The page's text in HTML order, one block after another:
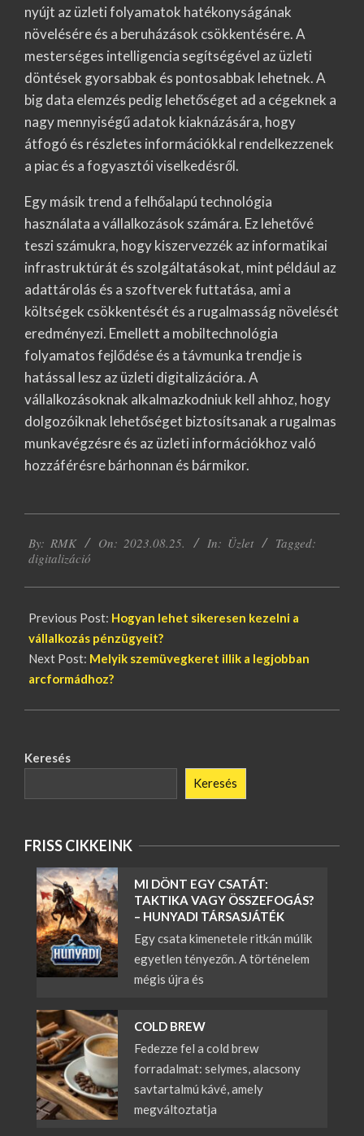
nyújt az üzleti folyamatok hatékonyságának
növelésére és a beruházások csökkentésére. A
mesterséges intelligencia segítségével az üzleti
döntések gyorsabbak és pontosabbak lehetnek. A
big data elemzés pedig lehetőséget ad a cégeknek a
nagy mennyiségű adatok kiaknázására, hogy
átfogó és részletes információkkal rendelkezzenek
a piac és a fogyasztói viselkedésről.
Egy másik trend a felhőalapú technológia
használata a vállalkozások számára. Ez lehetővé
teszi számukra, hogy kiszervezzék az informatikai
infrastruktúrát és szolgáltatásokat, mint például az
adattárolás és a szoftverek futtatása, ami a
költségek csökkentését és a rugalmasság növelését
eredményezi. Emellett a mobiltechnológia
folyamatos fejlődése és a távmunka trendje is
hatással lesz az üzleti digitalizációra. A
vállalkozásoknak alkalmazkodniuk kell ahhoz, hogy
dolgozóiknak lehetőséget biztosítsanak a rugalmas
munkavégzésre és az üzleti információkhoz való
hozzáférésre bárhonnan és bármikor.
08-
25
By: RMK On: 2023.08.25. In: Üzlet
Tagged:
digitalizáció
Previous Post: Hogyan lehet sikeresen kezelni a
vállalkozás pénzügyeit?
Next Post: Melyik szemüvegkeret illik a legjobban
arcformádhoz?
Keresés
Keresés
FRISS CIKKEINK
MI DÖNT EGY CSATÁT:
TAKTIKA VAGY ÖSSZEFOGÁS?
– HUNYADI TÁRSASJÁTÉK
Egy csata kimenetele ritkán múlik
egyetlen tényezőn. A történelem
mégis újra és
COLD BREW
Fedezze fel a cold brew
forradalmat: selymes, alacsony
savtartalmú kávé, amely
megváltoztatja